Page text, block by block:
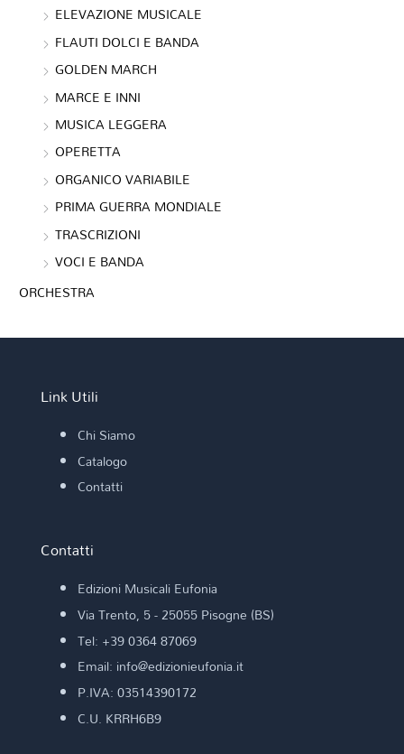
ELEVAZIONE MUSICALE
FLAUTI DOLCI E BANDA
GOLDEN MARCH
MARCE E INNI
MUSICA LEGGERA
OPERETTA
ORGANICO VARIABILE
PRIMA GUERRA MONDIALE
TRASCRIZIONI
VOCI E BANDA
ORCHESTRA
Link Utili
Chi Siamo
Catalogo
Contatti
Contatti
Edizioni Musicali Eufonia
Via Trento, 5 - 25055 Pisogne (BS)
Tel: +39 0364 87069
Email: info@edizionieufonia.it
P.IVA: 03514390172
C.U. KRRH6B9